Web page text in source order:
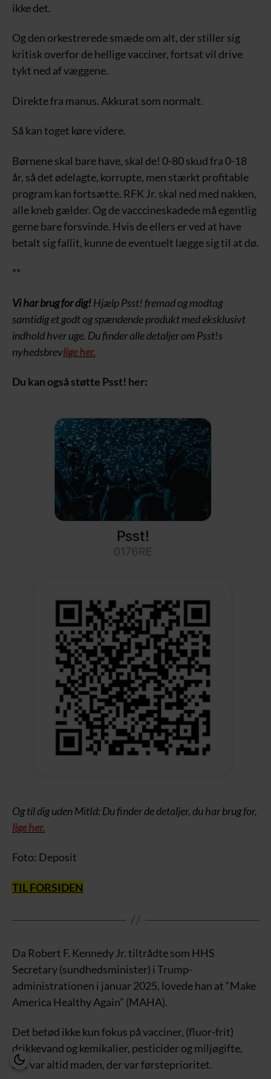
ikke det.
Og den orkestrerede smæde om alt, der stiller sig
kritisk overfor de hellige vacciner, fortsat vil drive
tykt ned af væggene.
Direkte fra manus. Akkurat som normalt.
Så kan toget køre videre.
Børnene skal bare have, skal de! 0-80 skud fra 0-18
år, så det ødelagte, korrupte, men stærkt profitable
program kan fortsætte. RFK Jr. skal ned med nakken,
alle kneb gælder. Og de vacccineskadede må egentlig
gerne bare forsvinde. Hvis de ellers er ved at have
betalt sig fallit, kunne de eventuelt lægge sig til at dø.
**
Vi har brug for dig! Hjælp Psst! fremad og modtag
samtidig et godt og spændende produkt med eksklusivt
indhold hver uge. Du finder alle detaljer om Psst!s
nyhedsbrevlige her.
Du kan også støtte Psst! her:
Og til dig uden MitId: Du finder de detaljer, du har brug for,
lige her.
Foto: Deposit
TIL FORSIDEN
Da Robert F. Kennedy Jr. tiltrådte som HHS
Secretary (sundhedsminister) i Trump-
administrationen i januar 2025, lovede han at “Make
America Healthy Again” (MAHA).
Det betød ikke kun fokus på vacciner, (fluor-frit)
drikkevand og kemikalier, pesticider og miljøgifte,
det var altid maden, der var førsteprioritet.